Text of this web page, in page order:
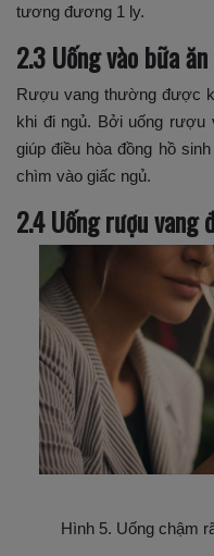
tương đương 1 ly.
2.3 Uống vào bữa
Rượu vang thường được
khi đi ngủ. Bởi uống rượu
giúp điều hòa đồng hồ
chìm vào giấc ngủ.
2.4 Uống rượu vang
Hình 5. Uống chậm